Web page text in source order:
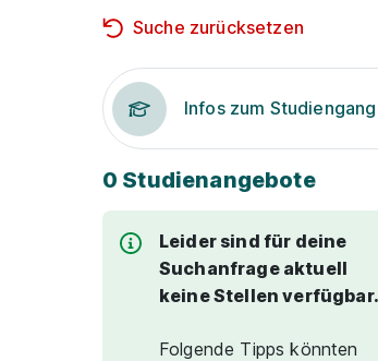
Suche zurücksetzen
Infos zum
0 Studienangebote
Leider sind für deine
Suchanfrage aktuell
keine Stellen verfügbar.
Folgende Tipps könnten